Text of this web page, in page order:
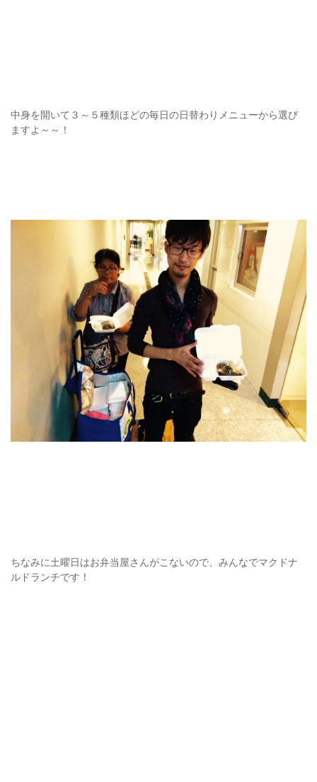
中身を開いて３～５種類ほどの毎日の日替わりメニューから選び
ますよ～～！
ちなみに土曜日はお弁当屋さんがこないので、みんなでマクドナ
ルドランチです！